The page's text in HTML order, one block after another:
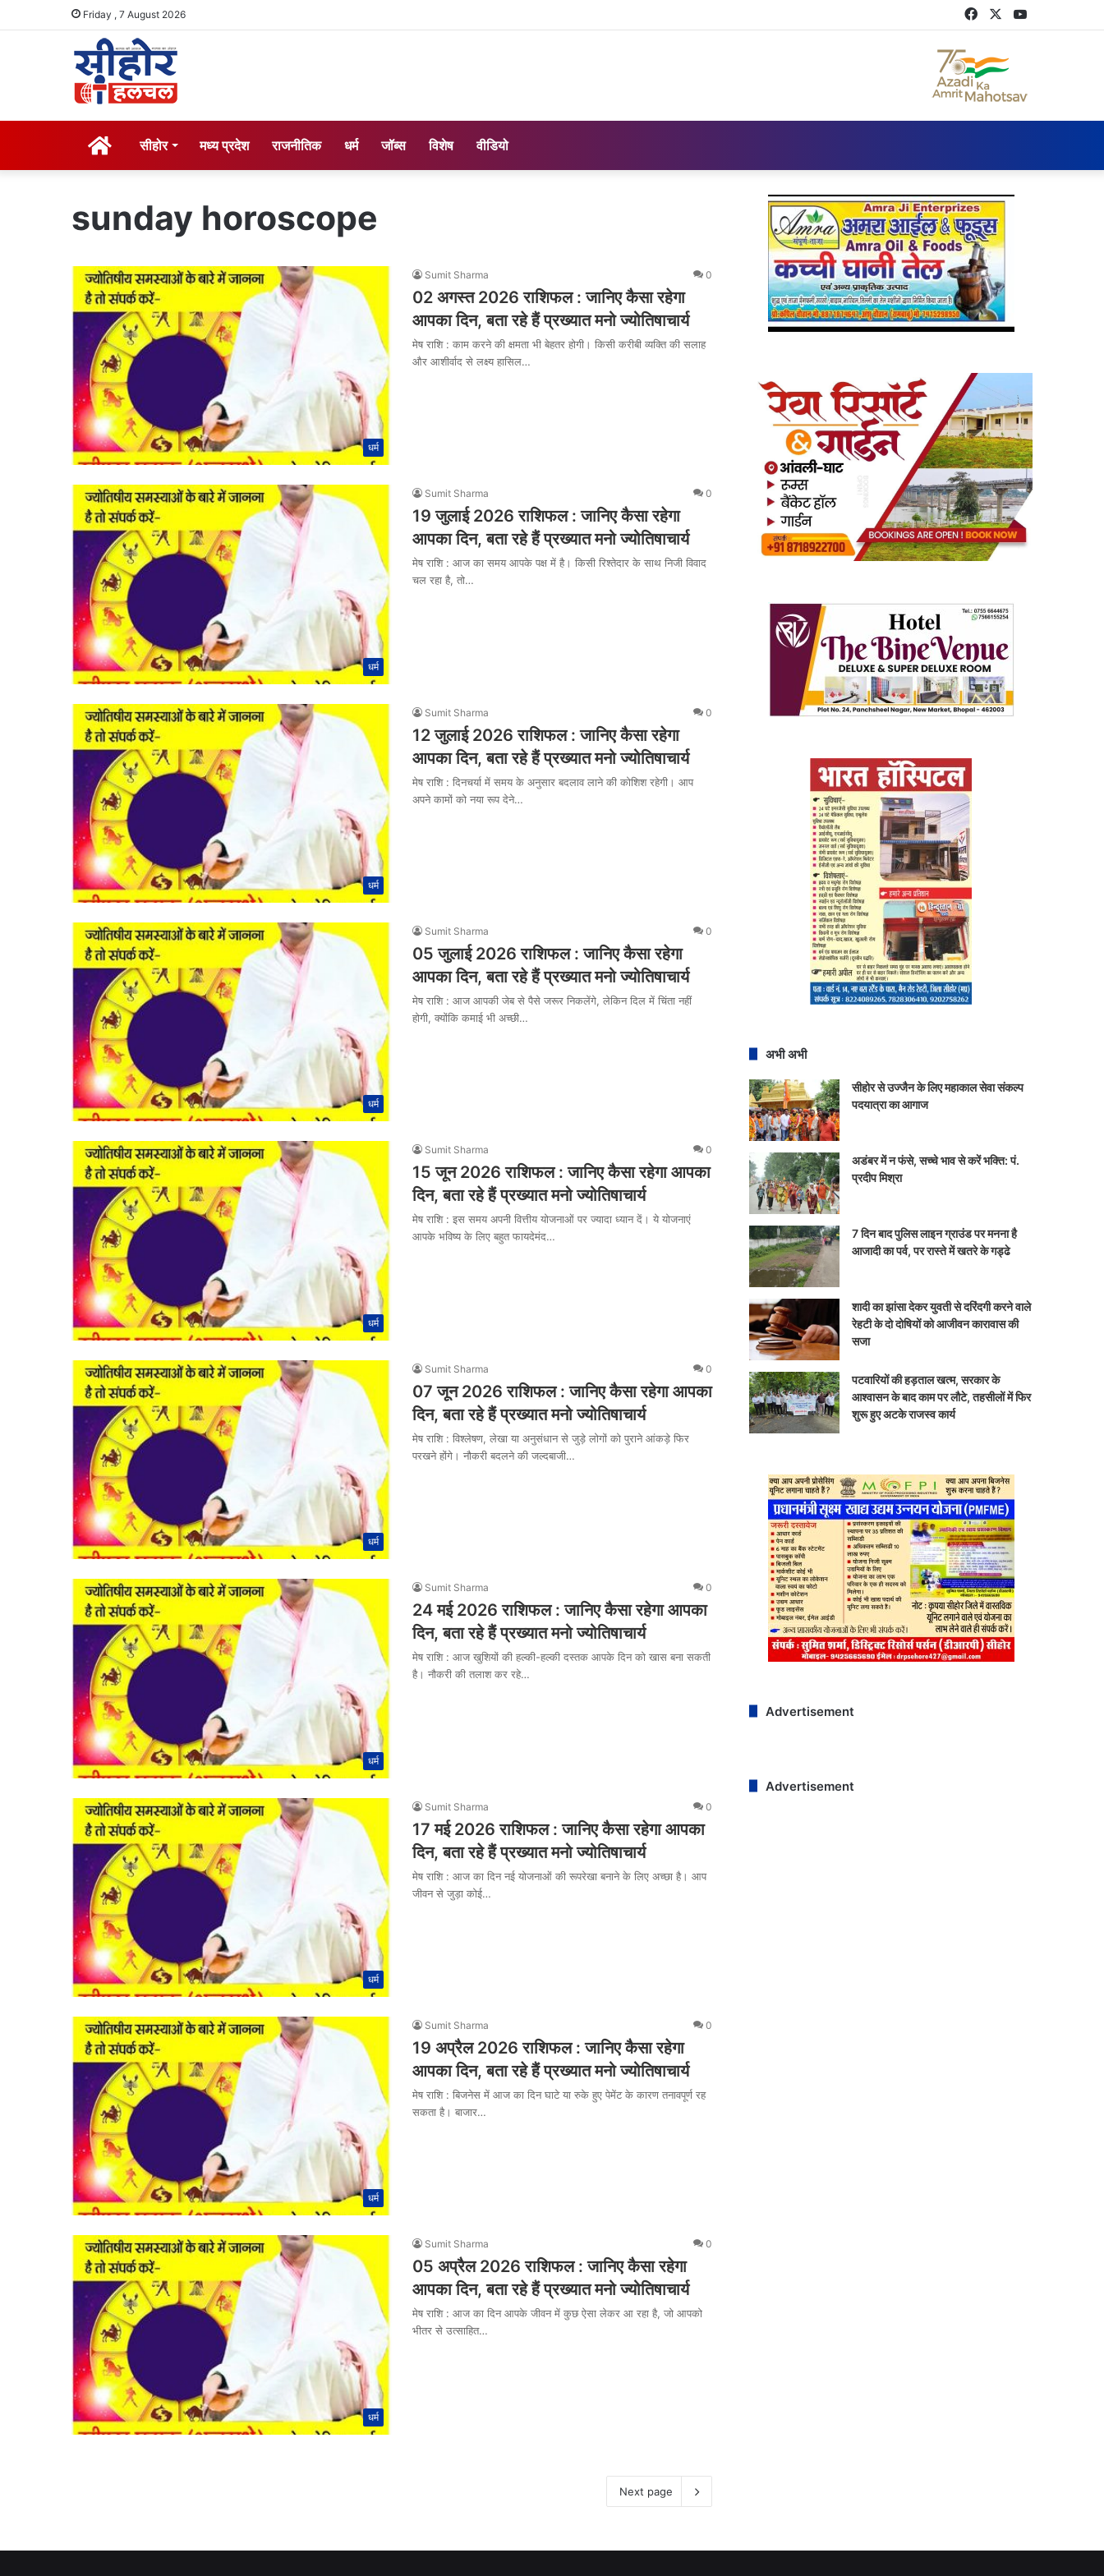
Friday , 7 August 2026 Twitter
Facebook
सीहोर मध्य प्रदेश राजनीतिक धर्म जॉब्स विशेष वीडियो
sunday horoscope
धर्म
Sumit Sharma 0
02 अगस्त 2026 राशिफल : जानिए कैसा रहेगा
आपका दिन, बता रहे हैं प्रख्यात मनो ज्योतिषाचार्य
मेष राशि : काम करने की क्षमता भी बेहतर होगी। किसी करीबी व्यक्ति की सलाह
और आशीर्वाद से लक्ष्य हासिल…
धर्म
Sumit Sharma 0
19 जुलाई 2026 राशिफल : जानिए कैसा रहेगा
आपका दिन, बता रहे हैं प्रख्यात मनो ज्योतिषाचार्य
मेष राशि : आज का समय आपके पक्ष में है। किसी रिश्तेदार के साथ निजी विवाद
चल रहा है, तो…
धर्म
Sumit Sharma 0
12 जुलाई 2026 राशिफल : जानिए कैसा रहेगा
आपका दिन, बता रहे हैं प्रख्यात मनो ज्योतिषाचार्य
मेष राशि : दिनचर्या में समय के अनुसार बदलाव लाने की कोशिश रहेगी। आप
अपने कामों को नया रूप देने…
धर्म
Sumit Sharma 0
05 जुलाई 2026 राशिफल : जानिए कैसा रहेगा
आपका दिन, बता रहे हैं प्रख्यात मनो ज्योतिषाचार्य
मेष राशि : आज आपकी जेब से पैसे जरूर निकलेंगे, लेकिन दिल में चिंता नहीं
होगी, क्योंकि कमाई भी अच्छी…
धर्म
Sumit Sharma 0
15 जून 2026 राशिफल : जानिए कैसा रहेगा आपका
दिन, बता रहे हैं प्रख्यात मनो ज्योतिषाचार्य
मेष राशि : इस समय अपनी वित्तीय योजनाओं पर ज्यादा ध्यान दें। ये योजनाएं
आपके भविष्य के लिए बहुत फायदेमंद…
धर्म
Sumit Sharma 0
07 जून 2026 राशिफल : जानिए कैसा रहेगा आपका
दिन, बता रहे हैं प्रख्यात मनो ज्योतिषाचार्य
मेष राशि : विश्लेषण, लेखा या अनुसंधान से जुड़े लोगों को पुराने आंकड़े फिर
परखने होंगे। नौकरी बदलने की जल्दबाजी…
धर्म
Sumit Sharma 0
24 मई 2026 राशिफल : जानिए कैसा रहेगा आपका
दिन, बता रहे हैं प्रख्यात मनो ज्योतिषाचार्य
मेष राशि : आज खुशियों की हल्की-हल्की दस्तक आपके दिन को खास बना सकती
है। नौकरी की तलाश कर रहे…
धर्म
Sumit Sharma 0
17 मई 2026 राशिफल : जानिए कैसा रहेगा आपका
दिन, बता रहे हैं प्रख्यात मनो ज्योतिषाचार्य
मेष राशि : आज का दिन नई योजनाओं की रूपरेखा बनाने के लिए अच्छा है। आप
जीवन से जुड़ा कोई…
धर्म
Sumit Sharma 0
19 अप्रैल 2026 राशिफल : जानिए कैसा रहेगा
आपका दिन, बता रहे हैं प्रख्यात मनो ज्योतिषाचार्य
मेष राशि : बिजनेस में आज का दिन घाटे या रुके हुए पेमेंट के कारण तनावपूर्ण रह
सकता है। बाजार…
धर्म
Sumit Sharma 0
05 अप्रैल 2026 राशिफल : जानिए कैसा रहेगा
आपका दिन, बता रहे हैं प्रख्यात मनो ज्योतिषाचार्य
मेष राशि : आज का दिन आपके जीवन में कुछ ऐसा लेकर आ रहा है, जो आपको
भीतर से उत्साहित…
Next page
अभी अभी
सीहोर से उज्जैन के लिए महाकाल सेवा संकल्प
पदयात्रा का आगाज
अडंबर में न फंसे, सच्चे भाव से करें भक्ति: पं.
प्रदीप मिश्रा
7 दिन बाद पुलिस लाइन ग्राउंड पर मनना है
आजादी का पर्व, पर रास्ते में खतरे के गड्ढे
शादी का झांसा देकर युवती से दरिंदगी करने वाले
रेहटी के दो दोषियों को आजीवन कारावास की
सजा
पटवारियों की हड़ताल खत्म, सरकार के
आश्वासन के बाद काम पर लौटे, तहसीलों में फिर
शुरू हुए अटके राजस्व कार्य
Advertisement
Advertisement